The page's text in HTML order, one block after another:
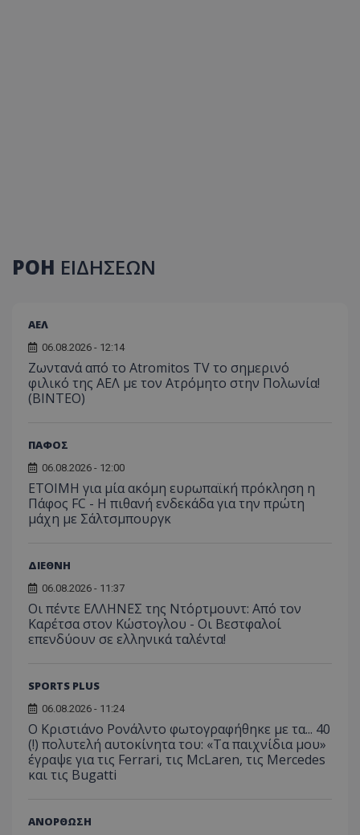
ΡΟΗ ΕΙΔΗΣΕΩΝ
ΑΕΛ
06.08.2026 - 12:14
Ζωντανά από το Atromitos TV το σημερινό
φιλικό της ΑΕΛ με τον Ατρόμητο στην Πολωνία!
(ΒΙΝΤΕΟ)
ΠΑΦΟΣ
06.08.2026 - 12:00
ΕΤΟΙΜΗ για μία ακόμη ευρωπαϊκή πρόκληση η
Πάφος FC - Η πιθανή ενδεκάδα για την πρώτη
μάχη με Σάλτσμπουργκ
ΔΙΕΘΝΗ
06.08.2026 - 11:37
Οι πέντε ΕΛΛΗΝΕΣ της Ντόρτμουντ: Από τον
Καρέτσα στον Κώστογλου - Οι Βεστφαλοί
επενδύουν σε ελληνικά ταλέντα!
SPORTS PLUS
06.08.2026 - 11:24
Ο Κριστιάνο Ρονάλντο φωτογραφήθηκε με τα... 40
(!) πολυτελή αυτοκίνητα του: «Τα παιχνίδια μου»
έγραψε για τις Ferrari, τις McLaren, τις Mercedes
και τις Bugatti
ΑΝΟΡΘΩΣΗ